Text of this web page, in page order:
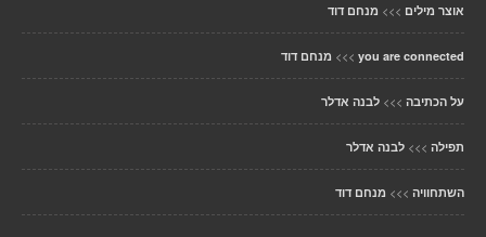
אוצר מילים >>> מנחם דוד
you are connected
>>> מנחם דוד
על הכתיבה >>> לבנה אדלר
תפילה >>> לבנה אדלר
השתחוויה >>> מנחם דוד